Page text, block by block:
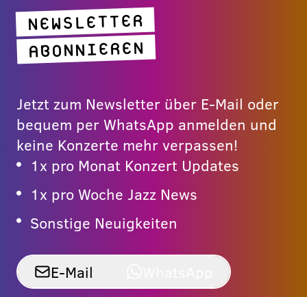
NEWSLETTER
ABONNIEREN
Jetzt zum Newsletter über E-Mail oder
bequem per WhatsApp anmelden und
keine Konzerte mehr verpassen!
1x pro Monat Konzert Updates
1x pro Woche Jazz News
Sonstige Neuigkeiten
E-Mail